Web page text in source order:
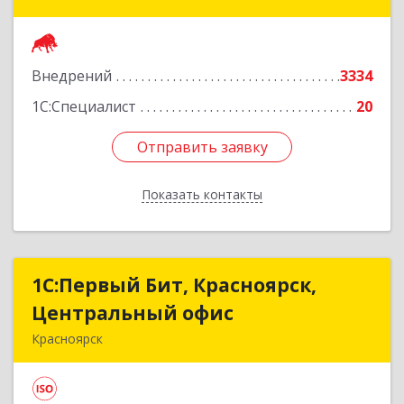
Внедрений
3334
1С:Специалист
20
Отправить заявку
Показать контакты
Отправить заявку
Назад
1С:Первый Бит, Красноярск,
Центральный офис
Красноярск
1С:Первый Бит, Красноярск,
Центральный офис